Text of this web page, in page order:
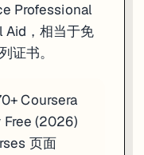
Professional
，相当于免
证书。
Coursera
(2026)
页面